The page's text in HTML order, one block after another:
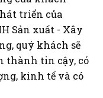
triển của
Sản xuất - Xây
quý khách sẽ
thành tin cậy, có
kinh tế và có